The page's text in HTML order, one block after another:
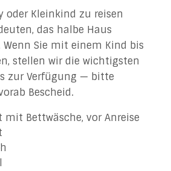
oder Kleinkind zu reisen
das halbe Haus
Sie mit einem Kind bis
stellen wir die wichtigsten
zur Verfügung — bitte
Bescheid.
mit Bettwäsche, vor Anreise